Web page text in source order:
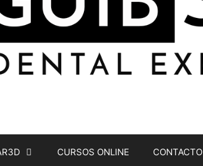
CURSOS ONLINE CONTACTO